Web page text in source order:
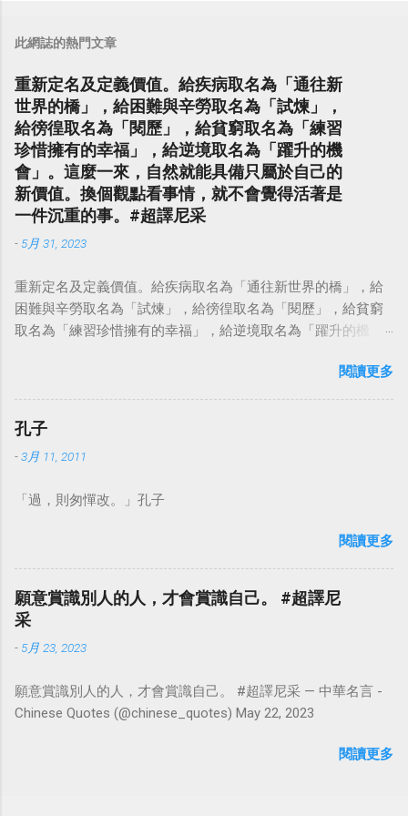
此網誌的熱門文章
重新定名及定義價值。給疾病取名為「通往新
世界的橋」，給困難與辛勞取名為「試煉」，
給徬徨取名為「閱歷」，給貧窮取名為「練習
珍惜擁有的幸福」，給逆境取名為「躍升的機
會」。這麼一來，自然就能具備只屬於自己的
新價值。換個觀點看事情，就不會覺得活著是
一件沉重的事。#超譯尼采
- 5月 31, 2023
重新定名及定義價值。給疾病取名為「通往新世界的橋」，給
困難與辛勞取名為「試煉」，給徬徨取名為「閱歷」，給貧窮
取名為「練習珍惜擁有的幸福」，給逆境取名為「躍升的機
點看事情，就不會覺得活著是一件沉重的事。#超譯尼采 — 中
華名言 - Chinese Quotes (@chinese_quotes) May 23, 2023
閱讀更多
孔子
-3月 11, 2011
「過，則匆憚改。」孔子
閱讀更多
願意賞識別人的人，才會賞識自己。 #超譯尼
采
- 5月 23, 2023
願意賞識別人的人，才會賞識自己。 #超譯尼采 — 中華名言 -
Chinese Quotes (@chinese_quotes) May 22, 2023
閱讀更多